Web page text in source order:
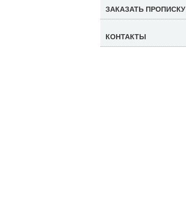
ЗАКАЗАТЬ ПРОПИСКУ
КОНТАКТЫ